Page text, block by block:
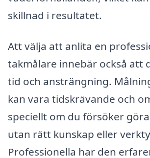
skillnad i resultatet.
Att välja att anlita en
takmålare innebär också att
tid och ansträngning.
kan vara tidskrävande och
speciellt om du försöker
utan rätt kunskap eller
Professionella har den